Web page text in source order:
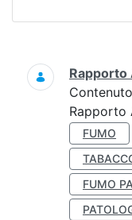
Ricerca
Rapporto
Rapporto
FUMO
FUMO